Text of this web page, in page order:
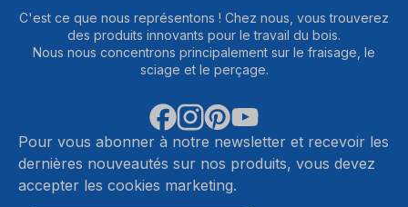
C'est ce que nous représentons ! Chez nous, vous trouverez
des produits innovants pour le travail du bois.
Nous nous concentrons principalement sur le fraisage, le
sciage et le perçage.
Pour vous abonner à notre newsletter et recevoir les
dernières nouveautés sur nos produits, vous devez
accepter les cookies marketing.